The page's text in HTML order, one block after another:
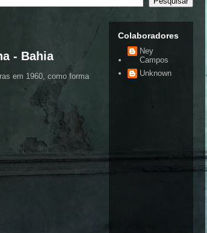
- Bahia
em 1960, como forma
Colaboradores
Ney
Campos
Unknown